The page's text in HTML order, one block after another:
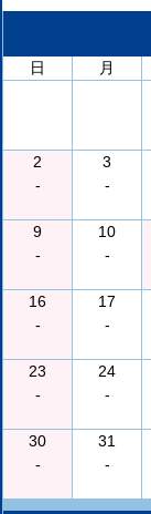
日
月
2
-
3
-
9
-
10
-
16
-
17
-
23
-
24
-
30
-
31
-